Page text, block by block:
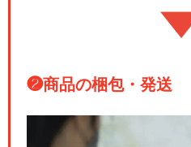
❷商品の梱包・発送